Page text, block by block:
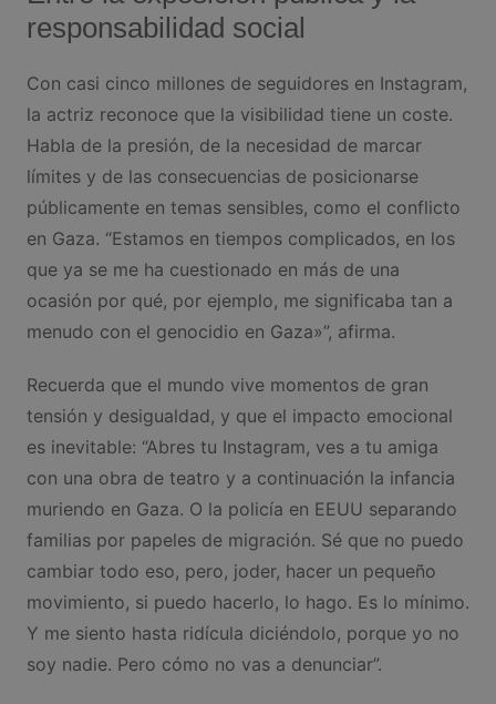
responsabilidad social
Con casi cinco millones de seguidores en Instagram,
la actriz reconoce que la visibilidad tiene un coste.
Habla de la presión, de la necesidad de marcar
límites y de las consecuencias de posicionarse
públicamente en temas sensibles, como el conflicto
en Gaza. “Estamos en tiempos complicados, en los
que ya se me ha cuestionado en más de una
ocasión por qué, por ejemplo, me significaba tan a
menudo con el genocidio en Gaza»”, afirma.
Recuerda que el mundo vive momentos de gran
tensión y desigualdad, y que el impacto emocional
es inevitable: “Abres tu Instagram, ves a tu amiga
con una obra de teatro y a continuación la infancia
muriendo en Gaza. O la policía en EEUU separando
familias por papeles de migración. Sé que no puedo
cambiar todo eso, pero, joder, hacer un pequeño
movimiento, si puedo hacerlo, lo hago. Es lo mínimo.
Y me siento hasta ridícula diciéndolo, porque yo no
soy nadie. Pero cómo no vas a denunciar”.